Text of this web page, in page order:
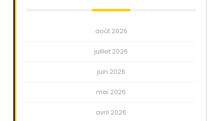
août 2026
juillet 2026
juin 2026
mai 2026
avril 2026